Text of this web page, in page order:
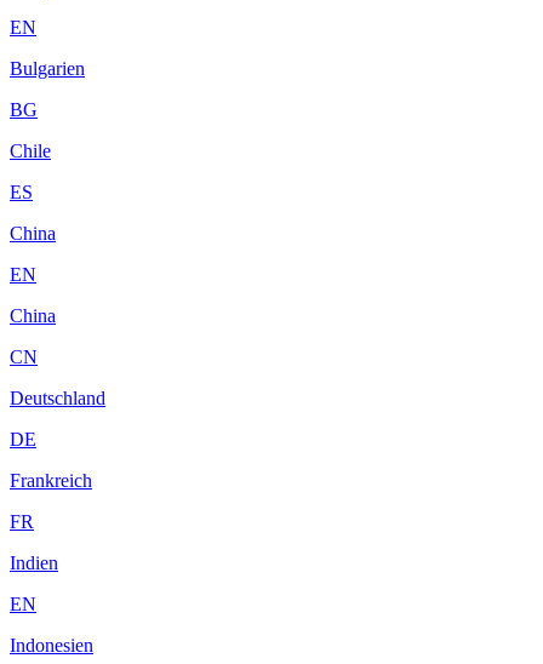
EN
Bulgarien
BG
Chile
ES
China
EN
China
CN
Deutschland
DE
Frankreich
FR
Indien
EN
Indonesien